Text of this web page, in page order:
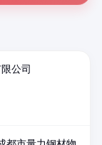
公司